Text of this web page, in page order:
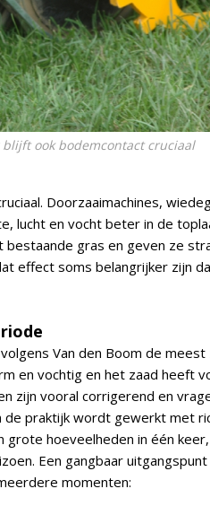
ook bodemcontact cruciaal
Doorzaaimachines,
lucht en vocht beter in de
bestaande gras en geven ze
effect soms belangrijker zijn
Van den Boom de
en vochtig en het zaad heeft
zijn vooral corrigerend en
de praktijk wordt gewerkt met
grote hoeveelheden in één
Een gangbaar
momenten: